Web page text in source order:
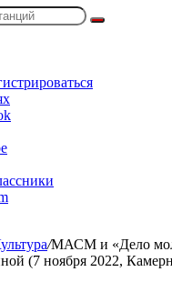
Поиск
/МАСМ и «Дело
(7 ноября 2022,